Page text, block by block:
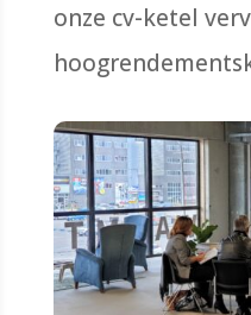
onze cv-ketel
hoogrendements